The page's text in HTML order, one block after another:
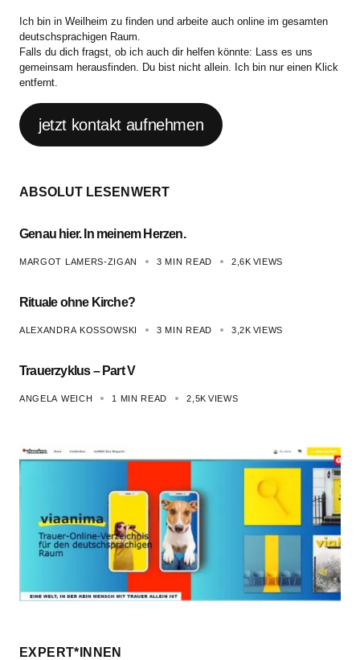
Ich bin in Weilheim zu finden und arbeite auch online im gesamten
deutschsprachigen Raum.
Falls du dich fragst, ob ich auch dir helfen könnte: Lass es uns
gemeinsam herausfinden. Du bist nicht allein. Ich bin nur einen Klick
entfernt.
jetzt kontakt aufnehmen
ABSOLUT LESENWERT
Genau hier. In meinem Herzen.
MARGOT LAMERS-ZIGAN 3 MIN READ 2,6K VIEWS
Rituale ohne Kirche?
ALEXANDRA KOSSOWSKI 3 MIN READ 3,2K VIEWS
Trauerzyklus – Part V
ANGELA WEICH 1 MIN READ 2,5K VIEWS
EXPERT*INNEN